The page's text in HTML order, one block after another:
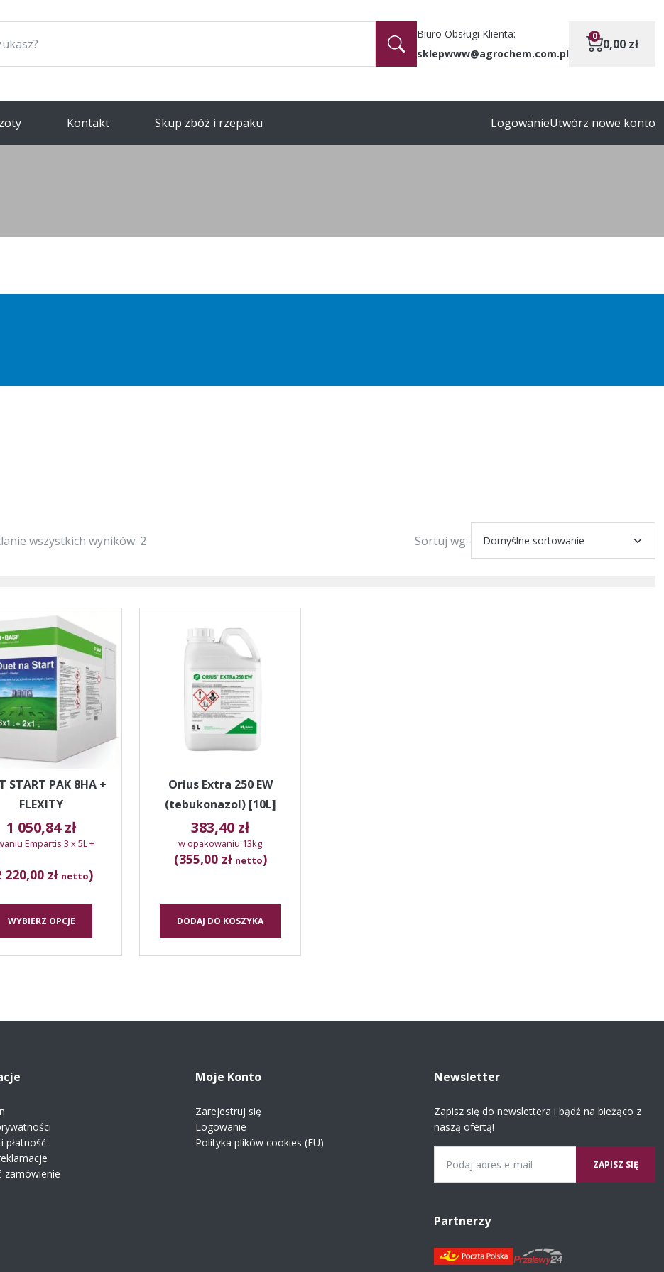
Biuro Obsługi Klienta:
sklepwww@agrochem.com.pl
0
0,00 zł
Kontakt Skup zbóż i rzepaku LogowanieUtwórz nowe konto
wszystkich wyników: 2 Sortuj wg:
START PAK 8HA +
FLEXITY
1 050,84zł
Empartis 3 x 5L +
220,00 zł netto)
WYBIERZ OPCJE
Ten
produkt
ma
wiele
wariantów.
Opcje
można
wybrać
stronie
Orius Extra 250 EW
(tebukonazol) [10L]
383,40 zł
w opakowaniu 13kg
(355,00 zł netto)
DODAJ DO KOSZYKA
płatność
zamówienie
Moje Konto
Zarejestruj się
Logowanie
Polityka plików cookies (EU)
Newsletter
Zapisz się do newslettera i bądź na bieżąco z
naszą ofertą!
Partnerzy